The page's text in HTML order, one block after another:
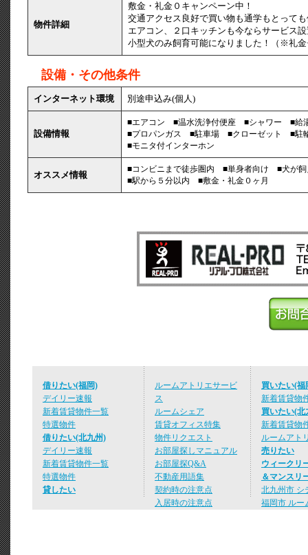
物件詳細
敷金・礼金０キャンペーン中！
交通アクセス良好で買い物も通学もとって
エアコン、２口キッチンも今ならサービス
小型犬のみ飼育可能になりました！（※礼金
設備・その他条件
インターネット環境 別途申込み(個人)
設備情報
■エアコン ■温水洗浄付便座 ■シャワー ■
■プロパンガス ■駐車場 ■クローゼット ■
■モニタ付インターホン
オススメ情報
■コンビニまで徒歩圏内 ■単身者向け ■犬が
■駅から５分以内 ■敷金・礼金０ヶ月
借りたい(福岡)
デイリー速報
新着賃貸物件一覧
特選物件
借りたい(北九州)
デイリー速報
新着賃貸物件一覧
特選物件
貸したい
ルームアトリエサービ
ス
ルームシェア
賃貸オフィス特集
物件リクエスト
お部屋探しマニュアル
お部屋探Q&A
不動産用語集
契約時の注意点
入居時の注意点
買いたい(福
新着賃貸物
買いたい(北
新着賃貸物
ルームアト
売りたい
ウィークリ
＆マンスリ
北九州市 シ
福岡市 ルー